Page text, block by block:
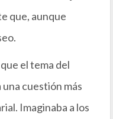
que, aunque
el tema del
cuestión más
Imaginaba a los